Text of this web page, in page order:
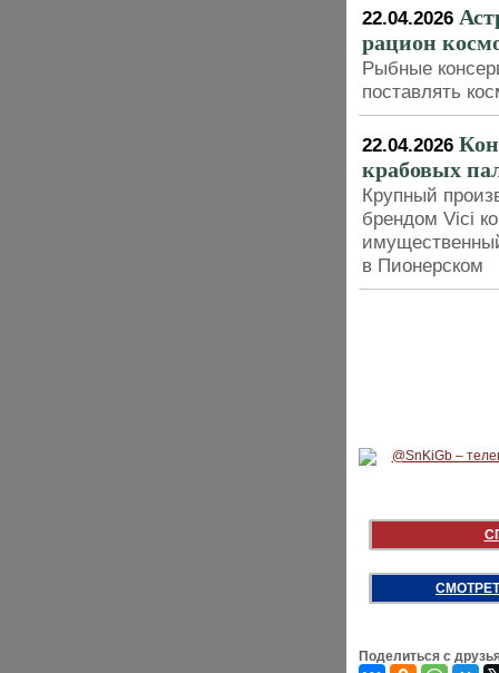
22.04.2026
рацион
Рыбные
поставлять
22.04.2026
крабовых
Крупный
брендом Vici
в Пионерском
Поделиться с